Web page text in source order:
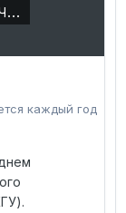
каждый год